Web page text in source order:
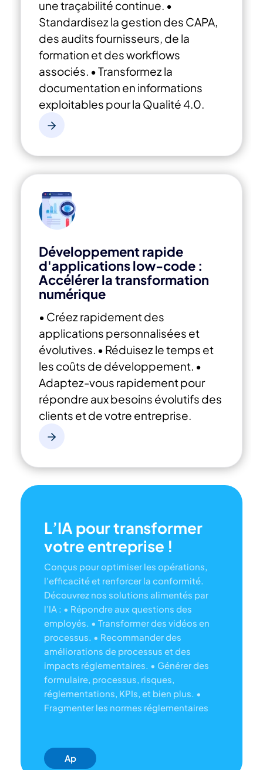
une traçabilité continue. •
Standardisez la gestion des CAPA,
des audits fournisseurs, de la
formation et des workflows
associés. • Transformez la
documentation en informations
exploitables pour la Qualité 4.0.
Développement rapide
d'applications low-code :
Accélérer la transformation
numérique
• Créez rapidement des
applications personnalisées et
évolutives. • Réduisez le temps et
les coûts de développement. •
Adaptez-vous rapidement pour
répondre aux besoins évolutifs des
clients et de votre entreprise.
L’IA pour transformer
votre entreprise !
Conçus pour optimiser les opérations,
l'efficacité et renforcer la conformité.
Découvrez nos solutions alimentés par
l’IA : • Répondre aux questions des
employés. • Transformer des vidéos en
processus. • Recommander des
améliorations de processus et des
impacts réglementaires. • Générer des
formulaire, processus, risques,
réglementations, KPIs, et bien plus. •
Fragmenter les normes réglementaires
Ap